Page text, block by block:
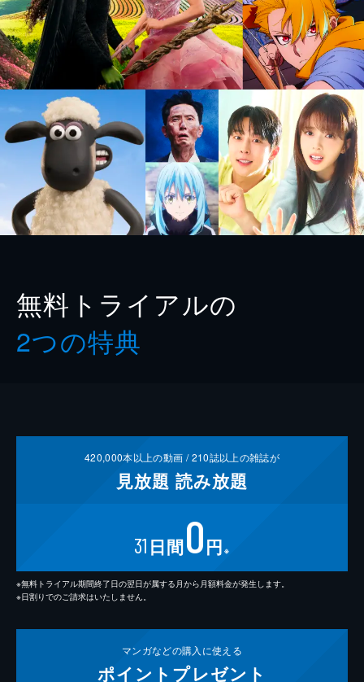
無料トライアルの
2つの特典
420,000本以上の動画 /210誌以上の雑誌が
見放題 読み放題
31 日間0円 ※
※無料トライアル期間終了日の翌日が属する月から月額料金が発生します。
※日割りでのご請求はいたしません。
マンガなどの購入に使える
ポイント プレゼント